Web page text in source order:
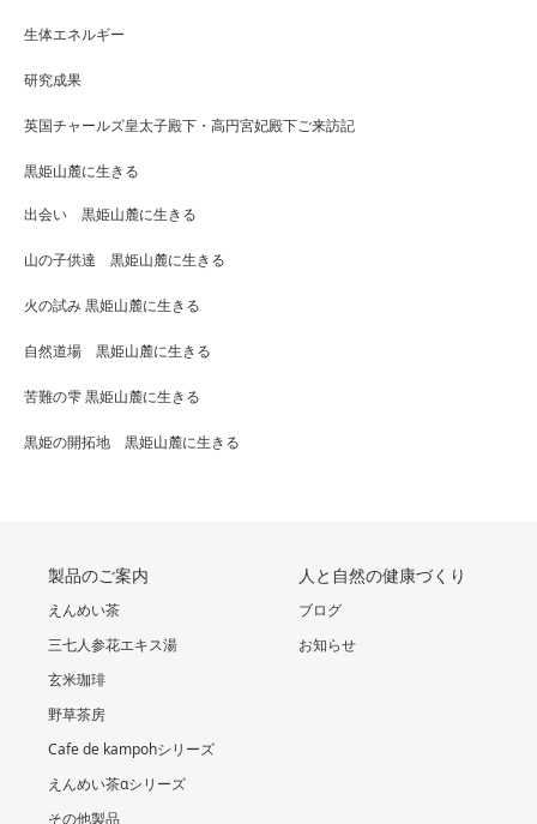
生体エネルギー
研究成果
英国チャールズ皇太子殿下・高円宮妃殿下ご来訪記
黒姫山麓に生きる
出会い 黒姫山麓に生きる
山の子供達 黒姫山麓に生きる
火の試み 黒姫山麓に生きる
自然道場 黒姫山麓に生きる
苦難の雫 黒姫山麓に生きる
黒姫の開拓地 黒姫山麓に生きる
製品のご案内
えんめい茶
三七人参花エキス湯
玄米珈琲
野草茶房
Cafe de kampohシリーズ
えんめい茶αシリーズ
その他製品
人と自然の健康づくり
ブログ
お知らせ